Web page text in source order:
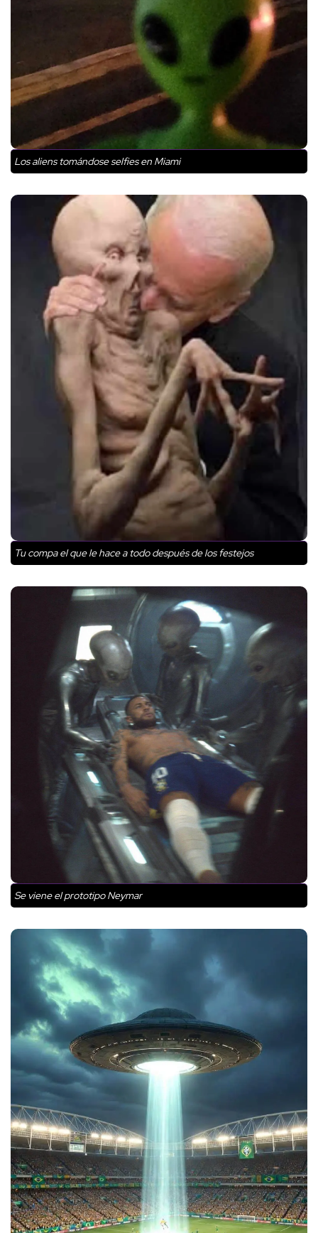
Los aliens tomándose selfies en Miami
Tu compa el que le hace a todo después de los festejos
Se viene el prototipo Neymar